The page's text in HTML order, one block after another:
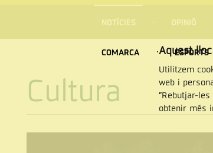
NOTÍCIES
COMARCA ESPORTS
OPINIÓ
Cultura
Aquest
Utilitzem
web i
“Rebutjar-
obtenir més